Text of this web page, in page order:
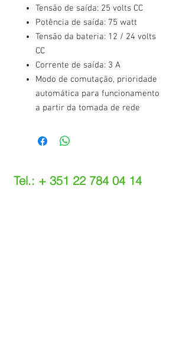
Tensão de saída: 25 volts CC
Potência de saída: 75 watt
Tensão da bateria: 12 / 24 volts
CC
Corrente de saída: 3 A
Modo de comutação, prioridade
automática para funcionamento
a partir da tomada de rede
Tel.: + 351 22 784 04 14